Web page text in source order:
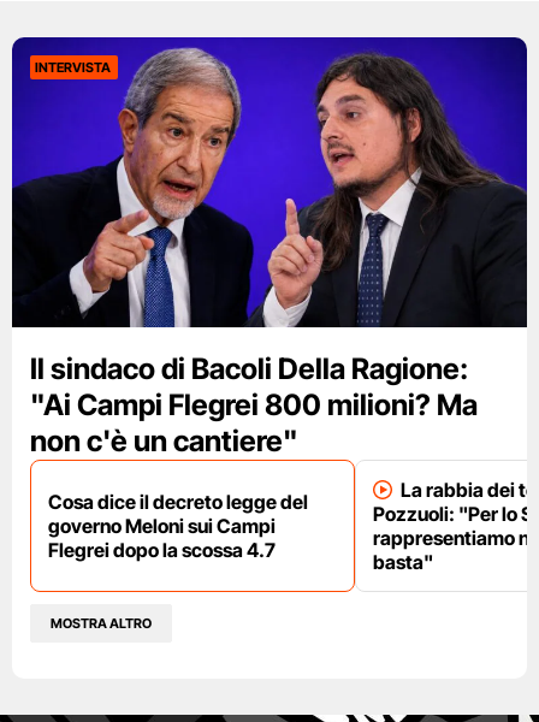
INTERVISTA
Il sindaco di Bacoli Della Ragione:
"Ai Campi Flegrei 800 milioni? Ma
non c'è un cantiere"
Cosa dice il decreto legge del
governo Meloni sui Campi
Flegrei dopo la scossa 4.7
La rabbia dei
Pozzuoli: "Per lo
rappresentiamo
basta"
MOSTRA ALTRO